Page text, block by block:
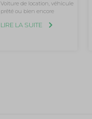
Voiture de location, véhicule
prêté ou bien encore
LIRE LA SUITE